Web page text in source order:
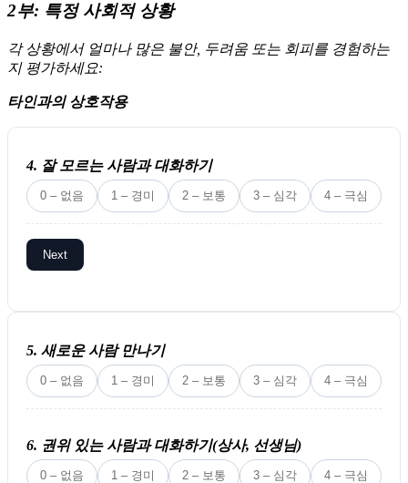
2부: 특정 사회적 상황
각 상황에서 얼마나 많은 불안, 두려움 또는 회피를 경험하는
지 평가하세요:
타인과의 상호작용
4. 잘 모르는 사람과 대화하기
0 – 없음 1 – 경미 2 – 보통 3 – 심각 4 – 극심
Next
5. 새로운 사람 만나기
0 – 없음 1 – 경미 2 – 보통 3 – 심각 4 – 극심
6. 권위 있는 사람과 대화하기(상사, 선생님)
0 – 없음 1 – 경미 2 – 보통 3 – 심각 4 – 극심